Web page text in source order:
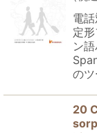
電
定
ン
の
20